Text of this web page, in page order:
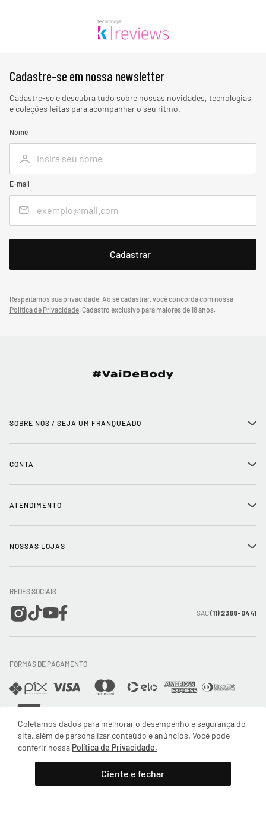
Coletamos dados para melhorar o desempenho e segurança do
site, além de personalizar conteúdo e anúncios. Você pode
conferir nossa Política de Privacidade.
Ciente e fechar
Adicionar à sacola
Cadastre-se em nossa newsletter
Cadastre-se e descubra tudo sobre nossas novidades, tecnologias
e coleções feitas para acompanhar o seu ritmo.
Nome
E-mail
Respeitamos sua privacidade. Ao se cadastrar, você concorda com nossa
Política de Privacidade.Cadastro exclusivo para maiores de 18 anos.
SOBRE NÓS / SEJA UM FRANQUEADO +
Trabalhe conosco
Mapa do Site
CONTA +
Meus pedidos
Wishlist
ATENDIMENTO +
Entrega e Frete
Trocas e Devoluções
Direito de Arrependimento
Política de Privacidade
Regras promocionais
NOSSAS LOJAS +
REDES SOCIAIS
SAC(11) 2388-0441
FORMAS DE PAGAMENTO
SEGURANÇA